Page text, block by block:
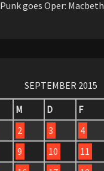
Punk goes Oper: Macbeth
SEPTEMBER 2015
M D F
2 3 4
9 10 11